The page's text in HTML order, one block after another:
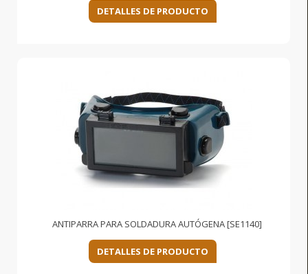
DETALLES DE PRODUCTO
ANTIPARRA PARA SOLDADURA AUTÓGENA [SE1140]
DETALLES DE PRODUCTO